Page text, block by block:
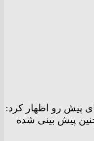
پیش رو اظهار کرد:
همچنین پیش بینی شده